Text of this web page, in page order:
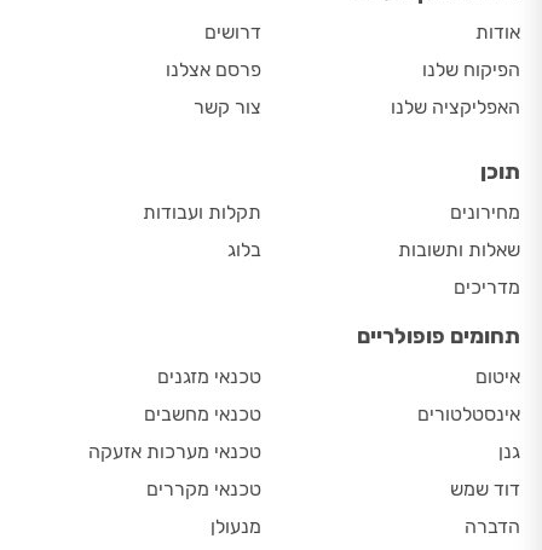
אודות
הפיקוח שלנו
האפליקציה שלנו
דרושים
פרסם אצלנו
צור קשר
תוכן
מחירונים
שאלות ותשובות
מדריכים
תקלות ועבודות
בלוג
תחומים פופולריים
איטום
אינסטלטורים
גנן
דוד שמש
הדברה
טכנאי מזגנים
טכנאי מחשבים
טכנאי מערכות אזעקה
טכנאי מקררים
מנעולן